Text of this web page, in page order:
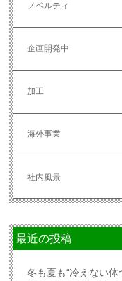
ノベルティ
企画開発中
加工
海外事業
社内風景
最近の投稿
冬も夏も“冷えない